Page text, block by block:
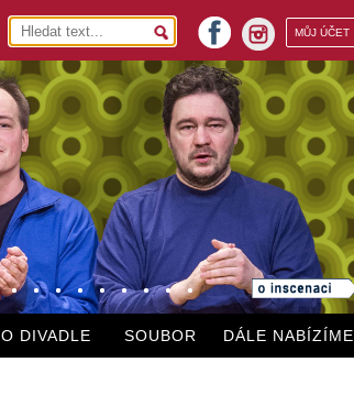
MŮJ ÚČET
instagram
facebook
O DIVADLE SOUBOR DÁLE NABÍZÍME